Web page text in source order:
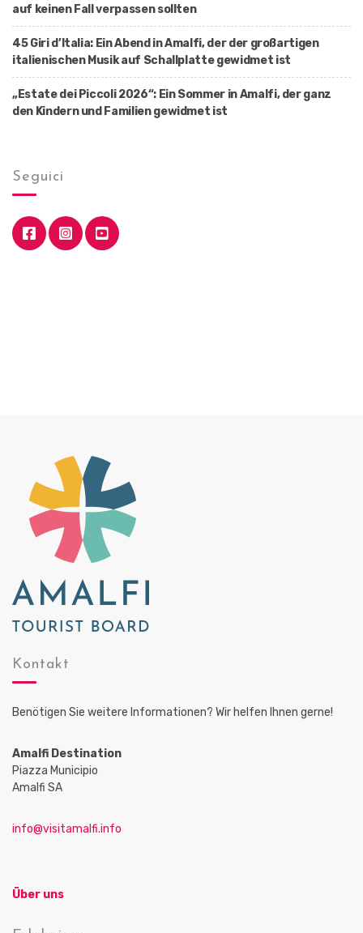
auf keinen Fall verpassen sollten
45 Giri d’Italia: Ein Abend in Amalfi, der der großartigen
italienischen Musik auf Schallplatte gewidmet ist
„Estate dei Piccoli 2026“: Ein Sommer in Amalfi, der ganz
den Kindern und Familien gewidmet ist
Seguici
Kontakt
Benötigen Sie weitere Informationen? Wir helfen Ihnen gerne!
Amalfi Destination
Piazza Municipio
Amalfi SA
info@visitamalfi.info
Über uns